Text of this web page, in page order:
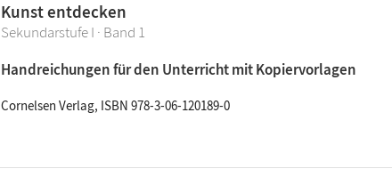
Kunst entdecken
Sekundarstufe I · Band 1
Handreichungen für den Unterricht mit Kopiervorlagen
Cornelsen Verlag, ISBN 978-3-06-120189-0